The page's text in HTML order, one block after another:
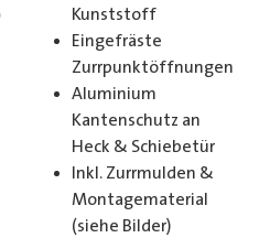
Kunststoff
Eingefräste
Zurrpunktöffnungen
Aluminium
Kantenschutz an
Heck & Schiebetür
Inkl. Zurrmulden &
Montagematerial
(siehe Bilder)